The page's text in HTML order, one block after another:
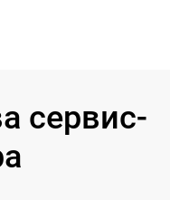
сервис-